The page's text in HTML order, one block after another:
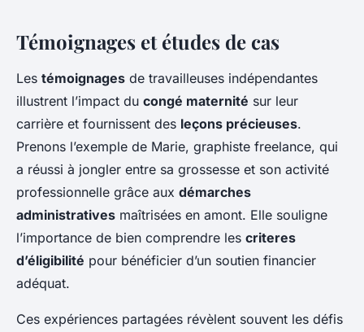
Témoignages et études de cas
Les témoignages de travailleuses indépendantes
illustrent l’impact du congé maternité sur leur
carrière et fournissent des leçons précieuses.
Prenons l’exemple de Marie, graphiste freelance, qui
a réussi à jongler entre sa grossesse et son activité
professionnelle grâce aux démarches
administratives maîtrisées en amont. Elle souligne
l’importance de bien comprendre les criteres
d’éligibilité pour bénéficier d’un soutien financier
adéquat.
Ces expériences partagées révèlent souvent les défis